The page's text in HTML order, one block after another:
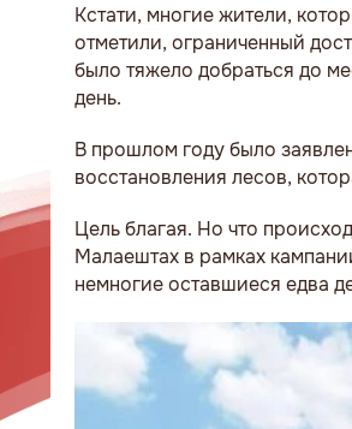
Кстати, многие жители,
отметили, ограниченный
было тяжело добраться до
день.
В прошлом году было
восстановления лесов,
Цель благая. Но что
Малаештах в рамках
немногие оставшиеся едва